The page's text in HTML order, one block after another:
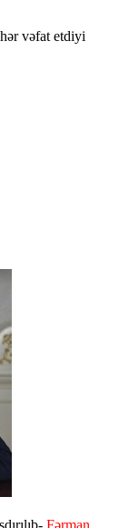
vəfat etdiyi
Fərman